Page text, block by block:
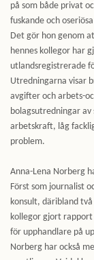
på som både privat
fuskande och
Det gör hon genom
hennes kollegor har
utlandsregistrerade
Utredningarna visar
avgifter och arbets-
bolagsutredningar
arbetskraft, låg
problem.
Anna-Lena Norberg
Först som journalist
konsult, däribland
kollegor gjort rapport
för upphandlare på
Norberg har också